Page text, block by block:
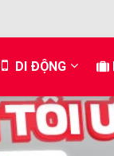
DI ĐỘNG